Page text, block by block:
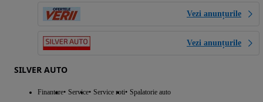
Vezi anunțurile
Vezi anunțurile
SILVER AUTO
Finantare Service Service roti Spalatorie auto